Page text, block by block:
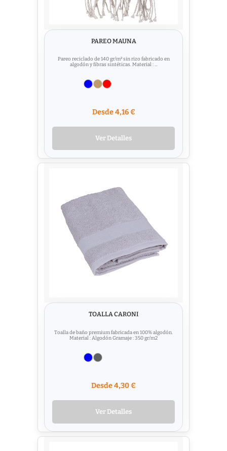
PAREO MAUNA
Pareo reciclado de 140 gr/m² sin rizo fabricado en
algodón y fibras sintéticas. Material : ...
Desde 4,16 €
Ver Detalles
TOALLA CARONI
Toalla de baño premium fabricada en 100% algodón.
Material : Algodón Gramaje : 350 gr/m2
Desde 4,30 €
Ver Detalles